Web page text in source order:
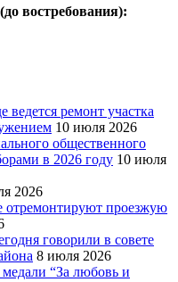
востребования):
ремонт участка
10 июля 2026
общественного
в 2026 году 10 июля
2026
проезжую
говорили в совете
8 июля 2026
“За любовь и